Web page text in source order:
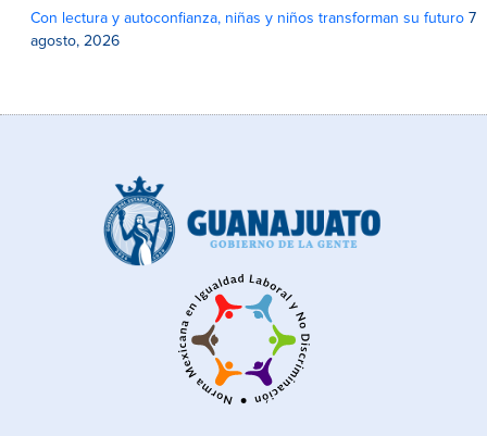
Con lectura y autoconfianza, niñas y niños transforman su futuro 7
agosto, 2026